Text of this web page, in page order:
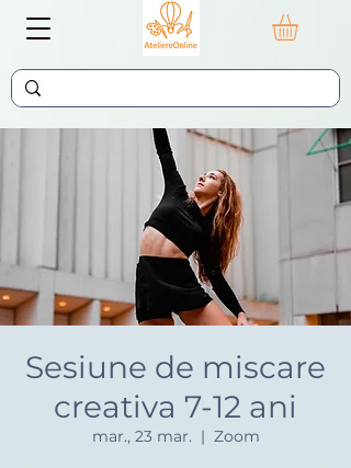
Sesiune de miscare
creativa 7-12 ani
mar., 23 mar.
  |
Zoom